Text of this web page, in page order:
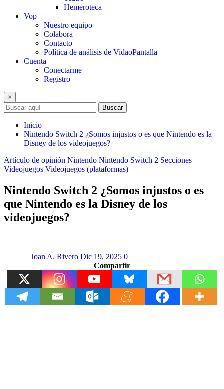
Hemeroteca
Vop
Nuestro equipo
Colabora
Contacto
Política de análisis de VidaoPantalla
Cuenta
Conectarme
Registro
×
Buscar
Inicio
Nintendo Switch 2 ¿Somos injustos o es que Nintendo es la
Disney de los videojuegos?
Artículo de opinión Nintendo Nintendo Switch 2 Secciones
Videojuegos Videojuegos (plataformas)
Nintendo Switch 2 ¿Somos injustos o es
que Nintendo es la Disney de los
videojuegos?
Joan A. Rivero Dic 19, 2025 0
Compartir